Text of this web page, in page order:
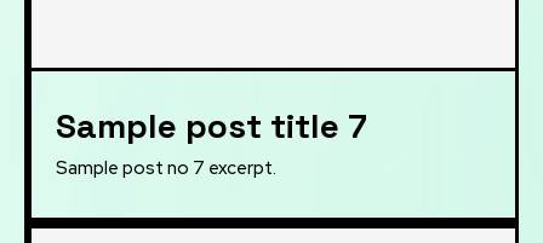
Sample post title 7
Sample post no 7 excerpt.